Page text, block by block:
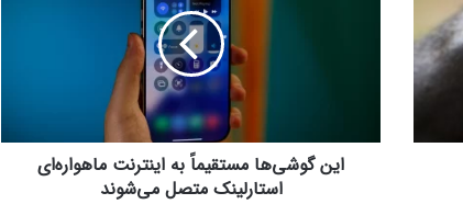
گذاشت؛ پایانی بر عصر کامت‌لیک
نسل جدید مانیتور استودیو دیسپلی اپل سال
۲۰۲۶ از راه می‌رسد؛ گزارش بلومبرگ
ا
این گوشی‌ها مستقیماً به اینترنت ماهواره‌ای
استارلینک متصل می‌شوند